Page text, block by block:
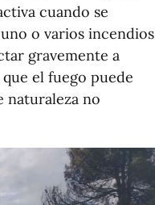
cuando se
o varios incendios
gravemente a
el fuego puede
naturaleza no